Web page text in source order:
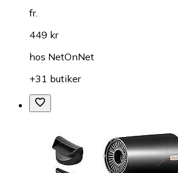
fr.
449 kr
hos NetOnNet
+31 butiker